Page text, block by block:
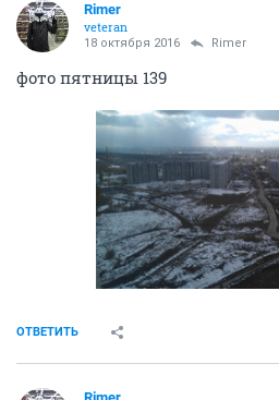
Rimer
veteran
18 октября 2016 Rimer
фото пятницы 139
ОТВЕТИТЬ